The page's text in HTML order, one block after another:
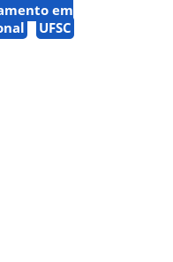
em
UFSC